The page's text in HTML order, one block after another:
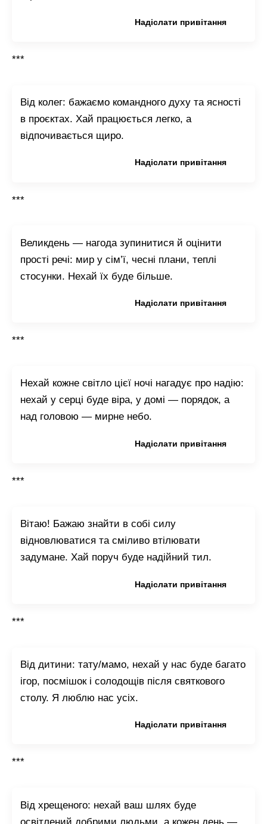
Надіслати привітання
***
Від колег: бажаємо командного духу та ясності
в проєктах. Хай працюється легко, а
відпочивається щиро.
Надіслати привітання
***
Великдень — нагода зупинитися й оцінити
прості речі: мир у сім’ї, чесні плани, теплі
стосунки. Нехай їх буде більше.
Надіслати привітання
***
Нехай кожне світло цієї ночі нагадує про надію:
нехай у серці буде віра, у домі — порядок, а
над головою — мирне небо.
Надіслати привітання
***
Вітаю! Бажаю знайти в собі силу
відновлюватися та сміливо втілювати
задумане. Хай поруч буде надійний тил.
Надіслати привітання
***
Від дитини: тату/мамо, нехай у нас буде багато
ігор, посмішок і солодощів після святкового
столу. Я люблю нас усіх.
Надіслати привітання
***
Від хрещеного: нехай ваш шлях буде
освітлений добрими людьми, а кожен день —